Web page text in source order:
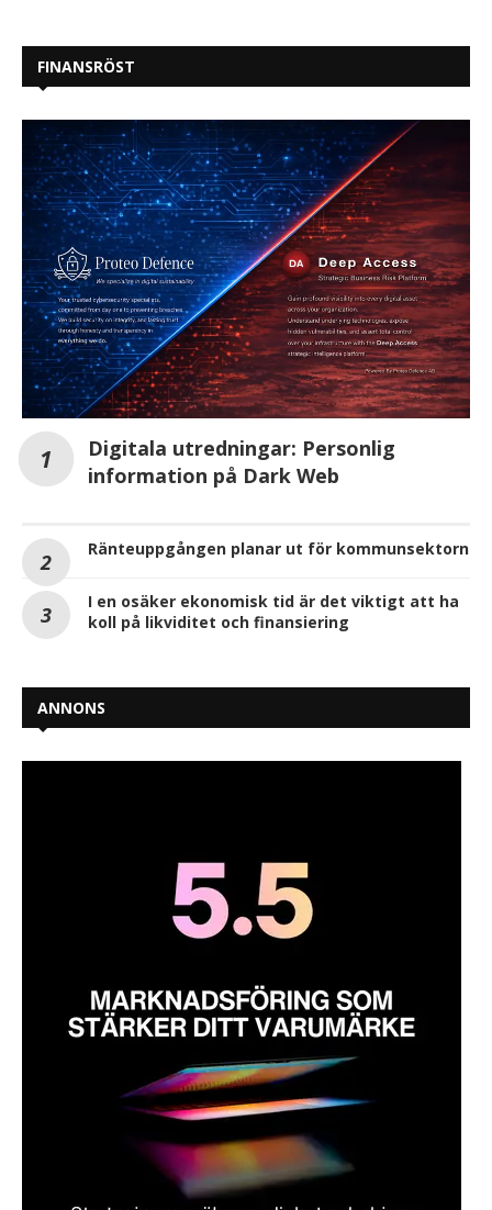
FINANSRÖST
Digitala utredningar: Personlig
information på Dark Web
Ränteuppgången planar ut för kommunsektorn
I en osäker ekonomisk tid är det viktigt att ha
koll på likviditet och finansiering
ANNONS